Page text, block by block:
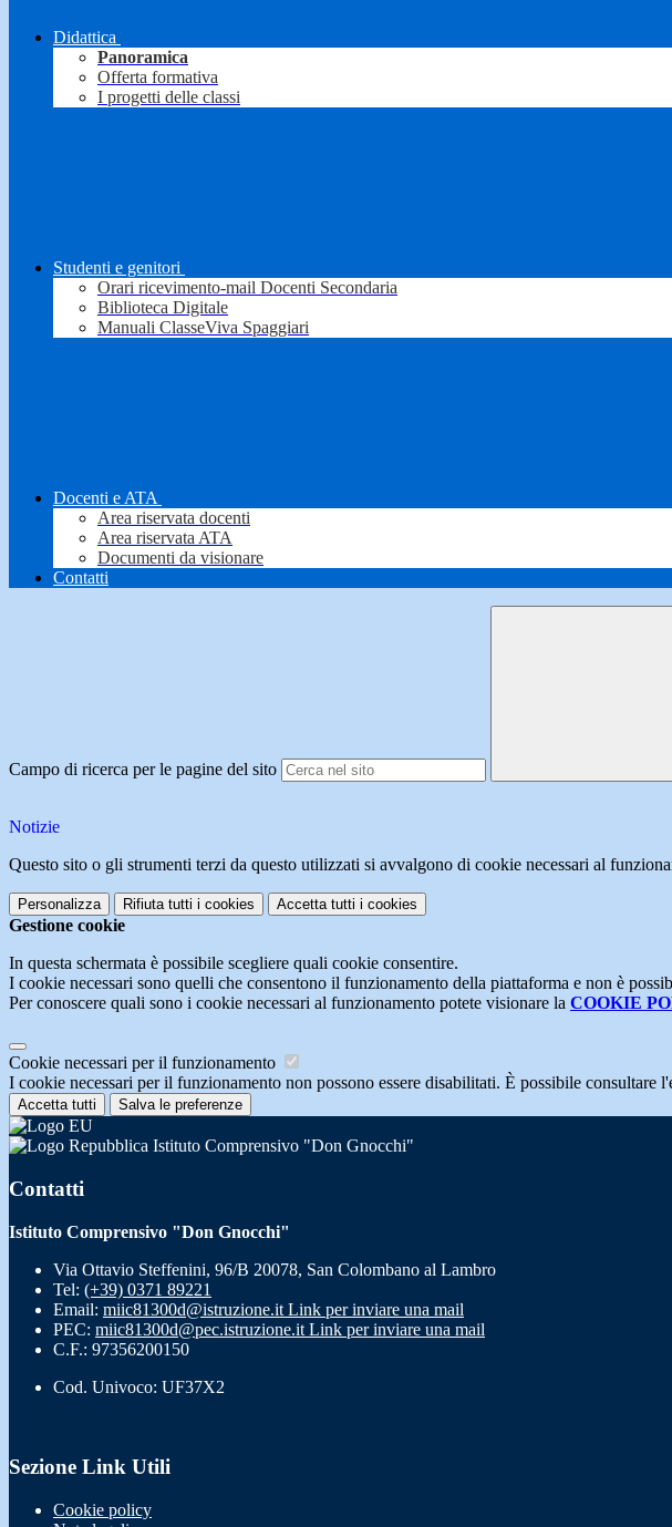
Didattica
Panoramica
Offerta formativa
I progetti delle classi
Studenti e genitori
Orari ricevimento-mail Docenti Secondaria
Biblioteca Digitale
Manuali ClasseViva Spaggiari
Docenti e ATA
Area riservata docenti
Area riservata ATA
Documenti da visionare
Contatti
Campo di ricerca per le pagine del sito
Notizie
Questo sito o gli strumenti terzi da questo utilizzati si avvalgono di cookie necessari al
Personalizza Rifiuta tutti i cookies Accetta tutti i cookies
Gestione cookie
In questa schermata è possibile scegliere quali cookie consentire.
I cookie necessari sono quelli che consentono il funzionamento della piattaforma e non è
Per conoscere quali sono i cookie necessari al funzionamento potete visionare la COOKIE
Cookie necessari per il funzionamento
I cookie necessari per il funzionamento non possono essere disabilitati. È possibile consultare
Accetta tutti Salva le preferenze
Istituto Comprensivo "Don Gnocchi"
Contatti
Istituto Comprensivo "Don Gnocchi"
Via Ottavio Steffenini, 96/B 20078, San Colombano al Lambro
Tel: (+39) 0371 89221
Email: miic81300d@istruzione.it Link per inviare una mail
PEC: miic81300d@pec.istruzione.it Link per inviare una mail
C.F.: 97356200150
Cod. Univoco: UF37X2
Sezione Link Utili
Cookie policy